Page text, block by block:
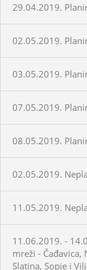
29.04.2019.
02.05.2019.
03.05.2019.
07.05.2019.
08.05.2019.
02.05.2019.
11.05.2019.
11.06.2019. -
mreži - Čađavica,
Slatina, Sopje i